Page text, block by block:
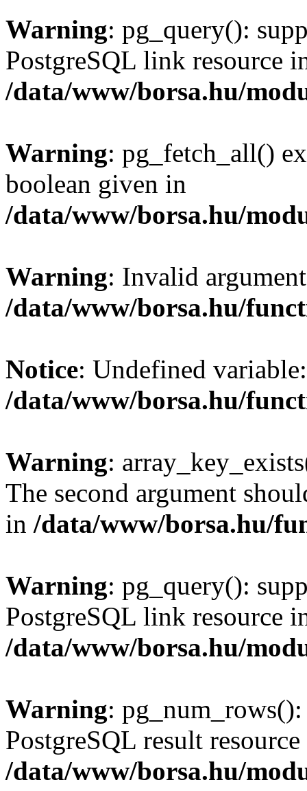
Warning: pg_query():
PostgreSQL link resource
/data/www/borsa.hu/
Warning: pg_fetch_all()
boolean given in
/data/www/borsa.hu/
Warning: Invalid
/data/www/borsa.hu/
Notice: Undefined
/data/www/borsa.hu/
Warning:
The second argument
in /data/www/borsa.hu/
Warning: pg_query():
PostgreSQL link resource
/data/www/borsa.hu/
Warning:
PostgreSQL result
/data/www/borsa.hu/